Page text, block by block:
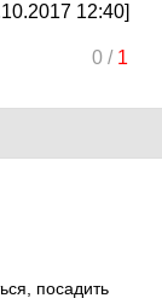
12:40]
0/ 1
посадить